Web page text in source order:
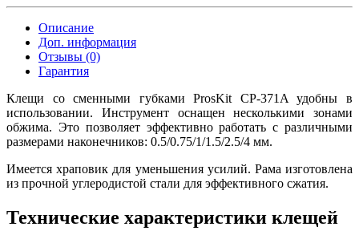
Описание
Доп. информация
Отзывы (0)
Гарантия
Клещи со сменными губками ProsKit CP-371A удобны в
использовании. Инструмент оснащен несколькими зонами
обжима. Это позволяет эффективно работать с различными
размерами наконечников: 0.5/0.75/1/1.5/2.5/4 мм.
Имеется храповик для уменьшения усилий. Рама изготовлена
из прочной углеродистой стали для эффективного сжатия.
Технические характеристики клещей